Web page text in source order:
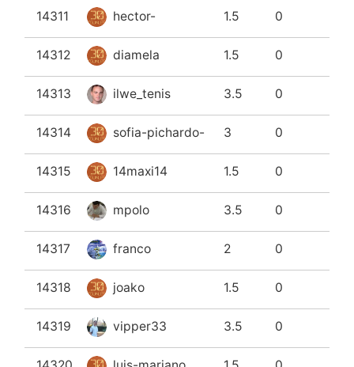
14311 hector- 1.5 0
14312 diamela 1.5 0
14313 ilwe_tenis 3.5 0
14314 sofia-pichardo- 3 0
14315 14maxi14 1.5 0
14316 mpolo 3.5 0
14317 franco 2 0
14318 joako 1.5 0
14319 vipper33 3.5 0